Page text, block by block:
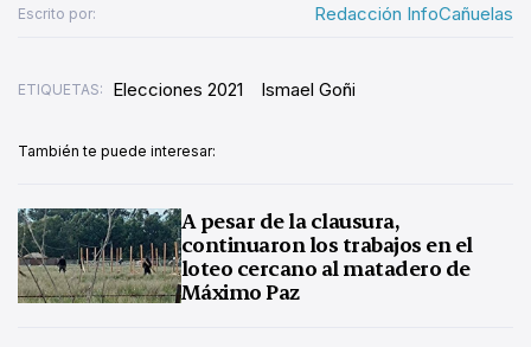
Escrito por: Redacción InfoCañuelas
ETIQUETAS: Elecciones 2021 Ismael Goñi
También te puede interesar:
A pesar de la clausura,
continuaron los trabajos en el
loteo cercano al matadero de
Máximo Paz